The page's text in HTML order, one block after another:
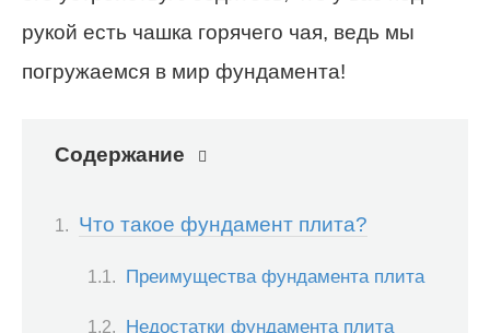
рукой есть чашка горячего чая, ведь мы
погружаемся в мир фундамента!
Содержание
Что такое фундамент плита?
Преимущества фундамента плита
Недостатки фундамента плита